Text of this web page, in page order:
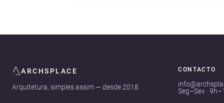
ARCHSPLACE
Arquitetura, simples assim — desde 2018
CONTACTO
Seg–Sex ·